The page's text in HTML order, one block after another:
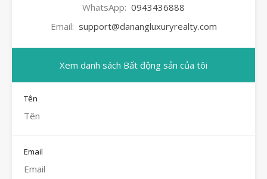
WhatsApp: 0943436888
Email: support@danangluxuryrealty.com
Xem danh sách Bất động sản của tôi
Tên
Email